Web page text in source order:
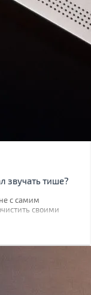
звучать тише?
с самим
своими